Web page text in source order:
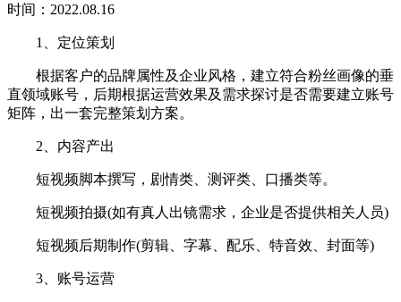
时间：2022.08.16
1、定位策划
根据客户的品牌属性及企业风格，建立符合粉丝画像的垂
直领域账号，后期根据运营效果及需求探讨是否需要建立账号
矩阵，出一套完整策划方案。
2、内容产出
短视频脚本撰写，剧情类、测评类、口播类等。
短视频拍摄(如有真人出镜需求，企业是否提供相关人员)
短视频后期制作(剪辑、字幕、配乐、特音效、封面等)
3、账号运营